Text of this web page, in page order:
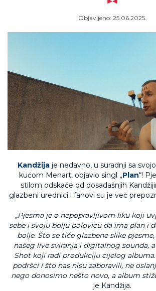
Objavljeno: 25.06.2025.
Kandžijaje nedavno, u suradnji sa
kućom Menart, objavio singl „Plan“!
stilom odskače od dosadašnjih
glazbeni urednici i fanovi su je već
„Pjesma je o nepopravljivom liku koji
sebe i svoju bolju polovicu da ima plan i
bolje. Što se tiče glazbene slike
našeg live sviranja i digitalnog sounda,
Shot koji radi produkciju cijelog
podršci i što nas nisu zaboravili, ne
nego donosimo nešto novo, a album
je Kandžija.